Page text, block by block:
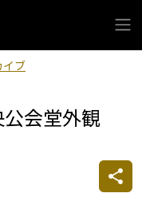
イブ
会堂外観